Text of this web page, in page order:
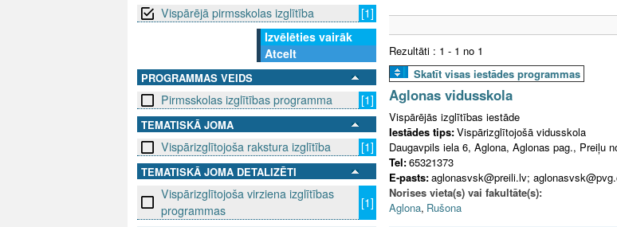
V
Vispārējā pirmsskolas izglītība
[1]
Izvēlēties vairāk
Atcelt
PROGRAMMAS VEIDS
Pirmsskolas izglītības programma [1]
TEMATISKĀ JOMA
Vispārizglītojoša rakstura izglītība [1]
TEMATISKĀ JOMA DETALIZĒTI
Vispārizglītojoša virziena izglītības
programmas
[1]
Rezultāti : 1 - 1 no 1
Skatīt visas iestādes programmas
Aglonas vidusskola
Vispārējās izglītības iestāde
Iestādes tips:Vispārizglītojošā vidusskola
Daugavpils iela 6, Aglona, Aglonas pag., Preiļu
Tel:65321373
E-pasts:aglonasvsk@preili.lv;
Norises vieta(s) vai fakultāte(s):
Aglona, Rušona